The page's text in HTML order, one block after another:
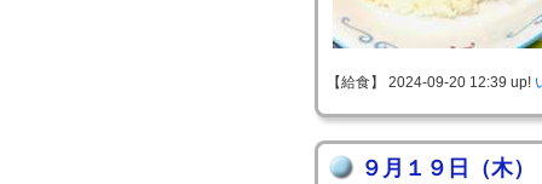
【給食】 2024-09-20 12:39 up!
９月１９日（木）